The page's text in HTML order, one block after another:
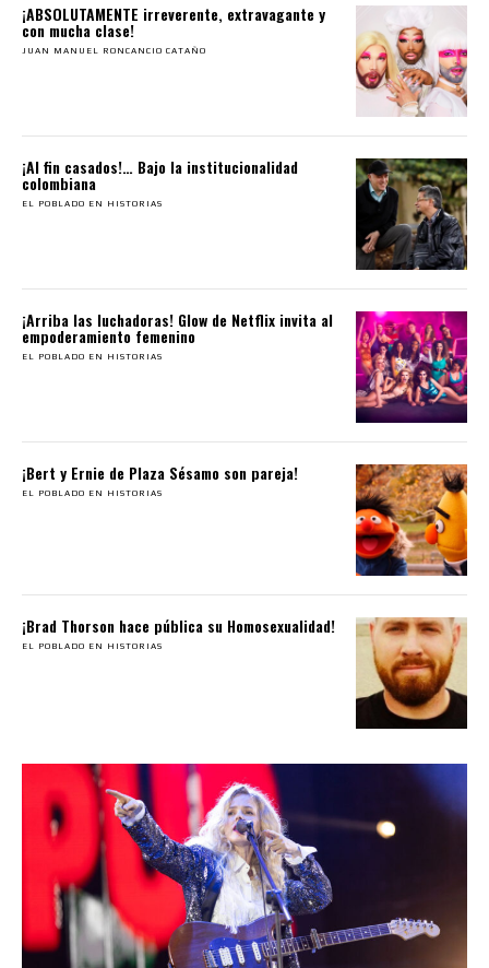
¡ABSOLUTAMENTE irreverente, extravagante y
con mucha clase!
JUAN MANUEL RONCANCIO CATAÑO
¡Al fin casados!… Bajo la institucionalidad
colombiana
EL POBLADO EN HISTORIAS
¡Arriba las luchadoras! Glow de Netflix invita al
empoderamiento femenino
EL POBLADO EN HISTORIAS
¡Bert y Ernie de Plaza Sésamo son pareja!
EL POBLADO EN HISTORIAS
¡Brad Thorson hace pública su Homosexualidad!
EL POBLADO EN HISTORIAS